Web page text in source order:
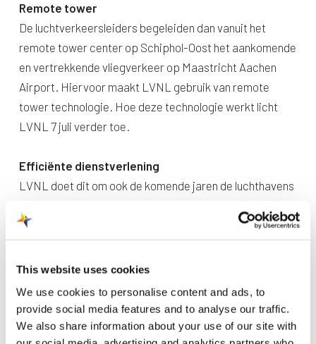
This website uses cookies
We use cookies to personalise content and ads, to
provide social media features and to analyse our traffic.
We also share information about your use of our site with
Remote tower
De luchtverkeersleiders begeleiden dan vanuit het
remote tower center op Schiphol-Oost het aankomende
en vertrekkende vliegverkeer op Maastricht Aachen
Airport. Hiervoor maakt LVNL gebruik van remote
tower technologie. Hoe deze technologie werkt licht
LVNL 7 juli verder toe.
Efficiënte dienstverlening
LVNL doet dit om ook de komende jaren de luchthavens
efficiënte en innovatieve dienstverlening te kunnen
voorzien. De innovatie van een remote tower
technologie garandeert het kunnen blijven uitvoeren van
luchtverkeersleiding en een kostenverlaging op de lange
termijn.